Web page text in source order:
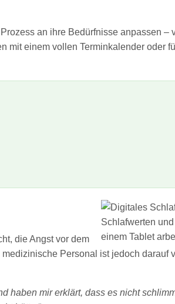
an ihre Bedürfnisse anpassen –
mit einem vollen Terminkalender oder
die Angst vor dem
Personal ist jedoch darauf
haben mir erklärt, dass es nicht